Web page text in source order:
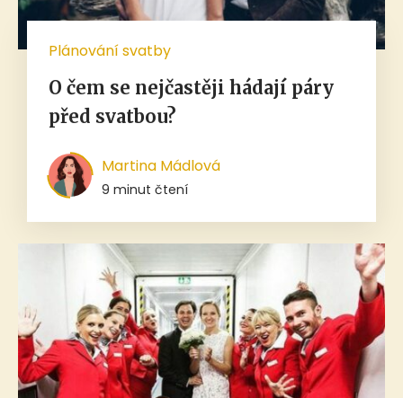
Plánování svatby
O čem se nejčastěji hádají páry
před svatbou?
Martina Mádlová
9 minut čtení